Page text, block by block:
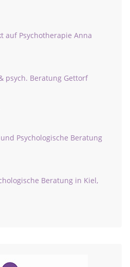
auf Psychotherapie Anna
psych. Beratung Gettorf
Psychologische Beratung
Beratung in Kiel,